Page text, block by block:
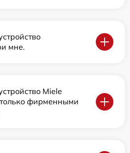
мне.
Miele
фирменными